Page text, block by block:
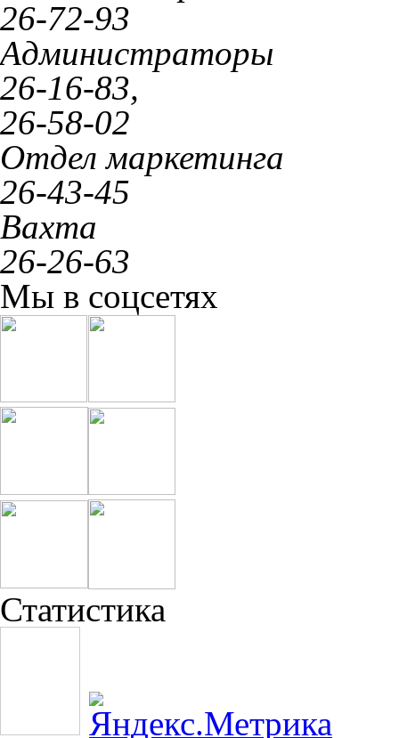
26-72-93
Администраторы
26-16-83,
26-58-02
Отдел маркетинга
26-43-45
Вахта
26-26-63
Мы в соцсетях
Статистика